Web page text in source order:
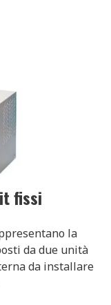
fissi
la
da due unità
da installare